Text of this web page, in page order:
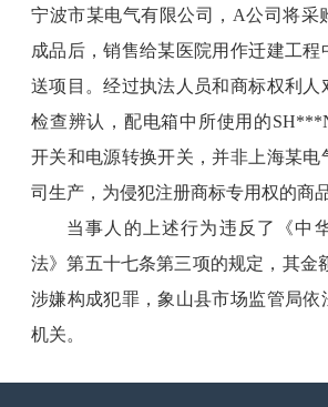
宁波市某电气有限公司，A公司将采
成品后，销售给某医院用作迁建工程
送项目。经过执法人员和商标权利人
检查辨认，配电箱中所使用的
开关和电源转换开关，并非上海某电
司生产，为侵犯注册商标专用权的商品
当事人的上述行为违反了《中
法》第五十七条第三项的规定，其金
涉嫌构成犯罪，象山县市场监管局依
机关。